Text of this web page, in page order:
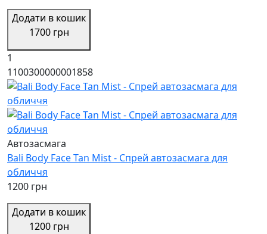
Додати в кошик
1700 грн
1
1100300000001858
Автозасмага
Bali Body Face Tan Mist - Спрей автозасмага для
обличчя
1200 грн
Додати в кошик
1200 грн